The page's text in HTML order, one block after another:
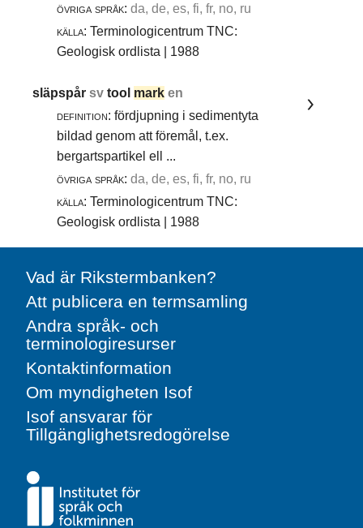
övriga språk: da, de, es, fi, fr, no, ru
källa: Terminologicentrum TNC:
Geologisk ordlista | 1988
släpspårsvtool mark en
definition: fördjupning i sedimentyta
bildad genom att föremål, t.ex.
bergartspartikel ell ...
övriga språk: da, de, es, fi, fr, no, ru
källa: Terminologicentrum TNC:
Geologisk ordlista | 1988
Vad är Rikstermbanken?
Att publicera en termsamling
Andra språk- och
terminologiresurser
Kontaktinformation
Om myndigheten Isof
Isof ansvarar för
Tillgänglighetsredogörelse